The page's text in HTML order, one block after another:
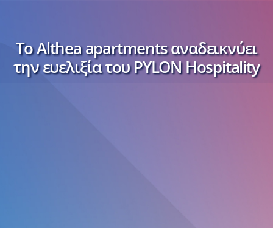
Το Althea apartments αναδεικνύει
την ευελιξία του PYLON Hospitality